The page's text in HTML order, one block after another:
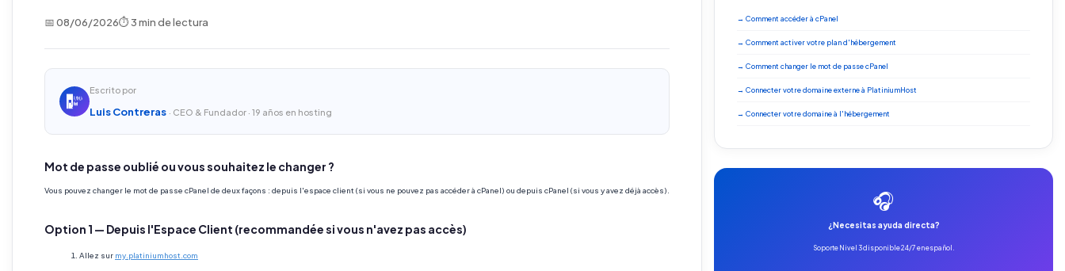
📅 08/06/2026⏱ 3 min de lectura
Escrito por
Luis Contreras · CEO & Fundador · 19 años en hosting
Mot de passe oublié ou vous souhaitez le changer ?
Vous pouvez changer le mot de passe cPanel de deux façons : depuis l'espace client (si vous ne pouvez pas accéder à cPanel) ou depuis cPanel (si vous y avez déjà accès).
Option 1 — Depuis l'Espace Client (recommandée si vous n'avez pas accès)
Allez sur my.platiniumhost.com
→ Comment accéder à cPanel
→ Comment activer votre plan d'hébergement
→ Comment changer le mot de passe cPanel
→ Connecter votre domaine externe à PlatiniumHost
→ Connecter votre domaine à l'hébergement
🎧
¿Necesitas ayuda directa?
Soporte Nivel 3 disponible 24/7 en español.